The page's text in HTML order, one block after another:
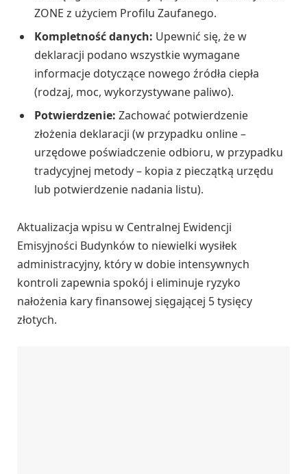
ZONE z użyciem Profilu Zaufanego.
Kompletność danych: Upewnić się, że w
deklaracji podano wszystkie wymagane
informacje dotyczące nowego źródła ciepła
(rodzaj, moc, wykorzystywane paliwo).
Potwierdzenie: Zachować potwierdzenie
złożenia deklaracji (w przypadku online –
urzędowe poświadczenie odbioru, w przypadku
tradycyjnej metody – kopia z pieczątką urzędu
lub potwierdzenie nadania listu).
Aktualizacja wpisu w Centralnej Ewidencji
Emisyjności Budynków to niewielki wysiłek
administracyjny, który w dobie intensywnych
kontroli zapewnia spokój i eliminuje ryzyko
nałożenia kary finansowej sięgającej 5 tysięcy
złotych.